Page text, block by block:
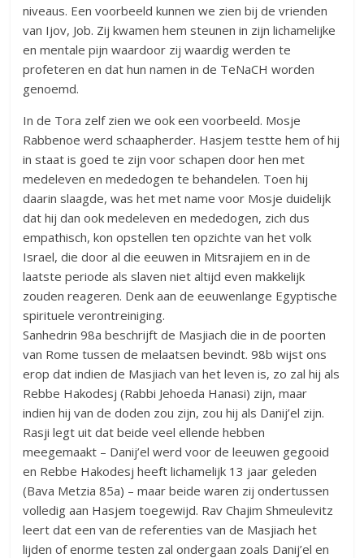
niveaus. Een voorbeeld kunnen we zien bij de vrienden
van Ijov, Job. Zij kwamen hem steunen in zijn lichamelijke
en mentale pijn waardoor zij waardig werden te
profeteren en dat hun namen in de TeNaCH worden
genoemd.
In de Tora zelf zien we ook een voorbeeld. Mosje
Rabbenoe werd schaapherder. Hasjem testte hem of hij
in staat is goed te zijn voor schapen door hen met
medeleven en mededogen te behandelen. Toen hij
daarin slaagde, was het met name voor Mosje duidelijk
dat hij dan ook medeleven en mededogen, zich dus
empathisch, kon opstellen ten opzichte van het volk
Israel, die door al die eeuwen in Mitsrajiem en in de
laatste periode als slaven niet altijd even makkelijk
zouden reageren. Denk aan de eeuwenlange Egyptische
spirituele verontreiniging.
Sanhedrin 98a beschrijft de Masjiach die in de poorten
van Rome tussen de melaatsen bevindt. 98b wijst ons
erop dat indien de Masjiach van het leven is, zo zal hij als
Rebbe Hakodesj (Rabbi Jehoeda Hanasi) zijn, maar
indien hij van de doden zou zijn, zou hij als Danij’el zijn.
Rasji legt uit dat beide veel ellende hebben
meegemaakt – Danij’el werd voor de leeuwen gegooid
en Rebbe Hakodesj heeft lichamelijk 13 jaar geleden
(Bava Metzia 85a) – maar beide waren zij ondertussen
volledig aan Hasjem toegewijd. Rav Chajim Shmeulevitz
leert dat een van de referenties van de Masjiach het
lijden of enorme testen zal ondergaan zoals Danij’el en